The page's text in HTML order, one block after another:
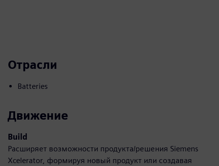
Отрасли
Batteries
Движение
Build
Расширяет возможности продукта/решения Siemens
Xcelerator, формируя новый продукт или создавая